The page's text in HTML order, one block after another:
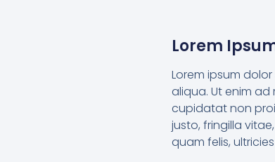
Lorem
Lorem ipsum
aliqua. Ut enim
cupidatat non
justo, fringilla
quam felis,